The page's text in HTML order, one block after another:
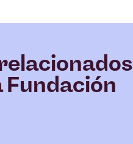
Fundación